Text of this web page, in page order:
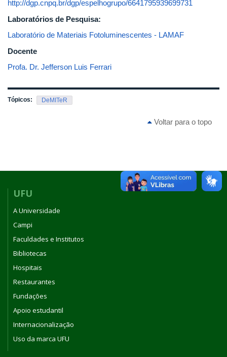
http://dgp.cnpq.br/dgp/espelhogrupo/6641795939699731
Laboratórios de Pesquisa:
Laboratório de Materiais Fotoluminescentes - LAMAF
Docente
Profa. Dr. Jefferson Luis Ferrari
Tópicos: DeMITeR
Voltar para o topo
UFU
A Universidade
Campi
Faculdades e Institutos
Bibliotecas
Hospitais
Restaurantes
Fundações
Apoio estudantil
Internacionalização
Uso da marca UFU